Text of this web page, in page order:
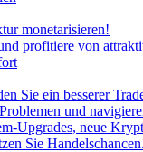
monetarisieren!
profitiere von
Sie ein besserer
und
Upgrades, neue
Sie Handelschancen.